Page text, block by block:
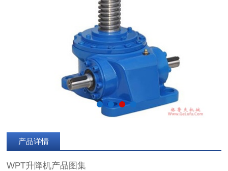
产品详情
WPT升降机产品图集